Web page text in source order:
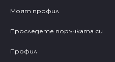
Моят профил
Проследете поръчката си
Профил